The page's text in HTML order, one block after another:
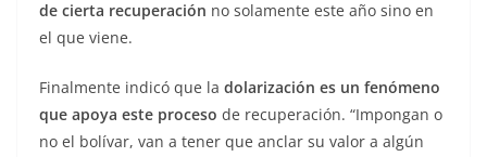
de cierta recuperación no solamente este año sino en
el que viene.
Finalmente indicó que la dolarización es un fenómeno
que apoya este proceso de recuperación. “Impongan o
no el bolívar, van a tener que anclar su valor a algún